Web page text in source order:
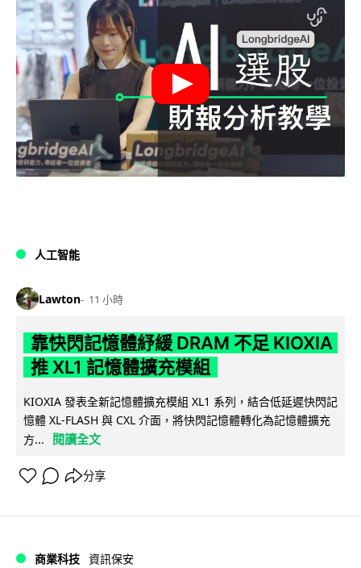
人工智能
Lawton 11 小時
靠快閃記憶體紓緩 DRAM 不足 KIOXIA
推 XL1 記憶體擴充模組
KIOXIA 發表全新記憶體擴充模組 XL1 系列，結合低延遲快閃記
憶體 XL-FLASH 與 CXL 介面，將快閃記憶體轉化為記憶體擴充
方...
閱讀全文
分享
商業科技 資訊保安